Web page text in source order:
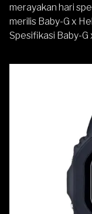
merayakan hari
merilis Baby-G x
Spesifikasi Baby-